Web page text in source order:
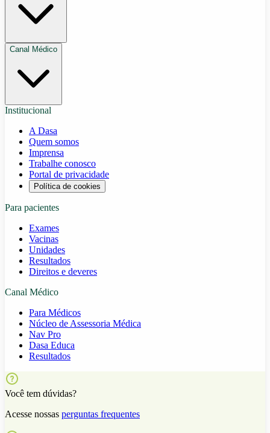
Canal Médico
Institucional
A Dasa
Quem somos
Imprensa
Trabalhe conosco
Portal de privacidade
Política de cookies
Para pacientes
Exames
Vacinas
Unidades
Resultados
Direitos e deveres
Canal Médico
Para Médicos
Núcleo de Assessoria Médica
Nav Pro
Dasa Educa
Resultados
Você tem dúvidas?
Acesse nossas perguntas frequentes